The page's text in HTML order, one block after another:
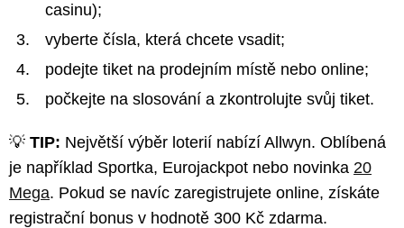
casinu);
vyberte čísla, která chcete vsadit;
podejte tiket na prodejním místě nebo online;
počkejte na slosování a zkontrolujte svůj tiket.
💡 TIP: Největší výběr loterií nabízí Allwyn. Oblíbená
je například Sportka, Eurojackpot nebo novinka 20
Mega. Pokud se navíc zaregistrujete online, získáte
registrační bonus v hodnotě 300 Kč zdarma.